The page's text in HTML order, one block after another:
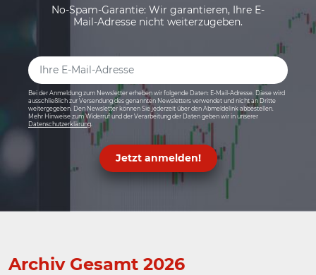
No-Spam-Garantie: Wir garantieren, Ihre E-
Mail-Adresse nicht weiterzugeben.
Bei der Anmeldung zum Newsletter erheben wir folgende Daten: E-Mail-Adresse. Diese wird
ausschließlich zur Versendung des genannten Newsletters verwendet und nicht an Dritte
weitergegeben. Den Newsletter können Sie jederzeit über den Abmeldelink abbestellen.
Mehr Hinweise zum Widerruf und der Verarbeitung der Daten geben wir in unserer
Datenschutzerklärung.
Jetzt anmelden!
Archiv Gesamt 2026